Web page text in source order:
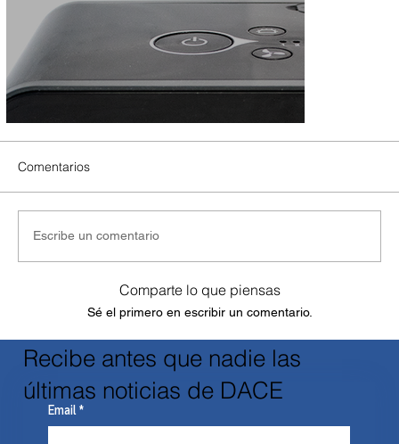
Comentarios
Escribe un comentario
Comparte lo que piensas
Sé el primero en escribir un comentario.
Recibe antes que nadie las
últimas noticias de DACE
Email *